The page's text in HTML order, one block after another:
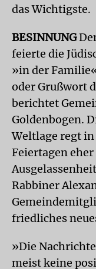
das Wichtigste.
BESINNUNG
feierte die
»in der
oder Grußwort
berichtet
Goldenbogen.
Weltlage regt in
Feiertagen
Rabbiner
friedliches
»Die
meist keine